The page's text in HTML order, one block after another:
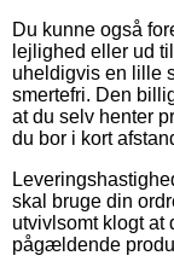
Du kunne også
lejlighed eller ud
uheldigvis en lille
smertefri. Den
at du selv henter
du bor i kort
skal bruge din
utvivlsomt klogt at
pågældende